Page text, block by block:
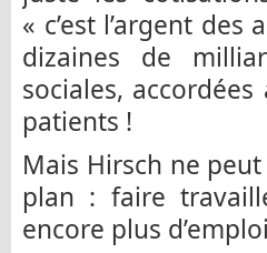
« c’est l’argent
dizaines de
sociales,
patients !
Mais Hirsch ne
plan : faire
encore plus